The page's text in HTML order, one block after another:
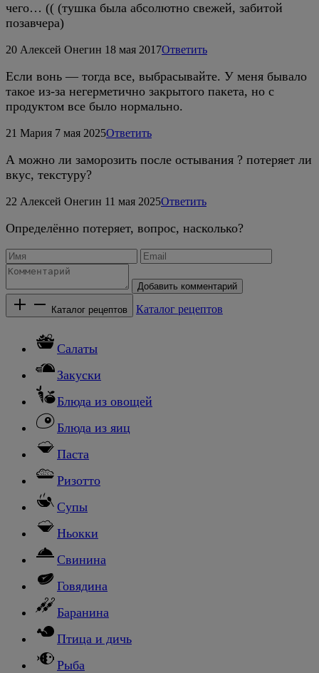
чего… (( (тушка была абсолютно свежей, забитой
позавчера)
20 Алексей Онегин 18 мая 2017Ответить
Если вонь — тогда все, выбрасывайте. У меня бывало
такое из-за негерметично закрытого пакета, но с
продуктом все было нормально.
21 Мария 7 мая 2025Ответить
А можно ли заморозить после остывания ? потеряет ли
вкус, текстуру?
22 Алексей Онегин 11 мая 2025Ответить
Определённо потеряет, вопрос, насколько?
Добавить комментарий
Каталог рецептов Каталог рецептов
Салаты
Закуски
Блюда из овощей
Блюда из яиц
Паста
Ризотто
Супы
Ньокки
Свинина
Говядина
Баранина
Птица и дичь
Рыба